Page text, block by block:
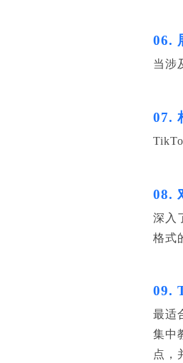
06.
当涉
07.
08.
深入
格式
09.
最适
集中
点，